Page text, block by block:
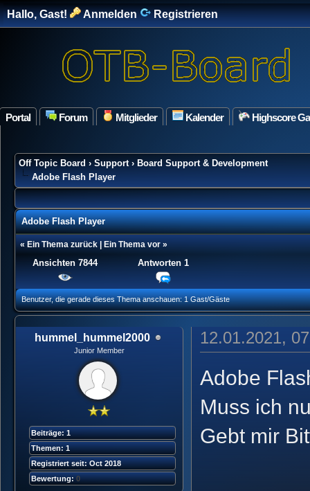
Hallo, Gast! Anmelden Registrieren
Portal Forum Mitglieder Kalender Highscore
Off Topic Board › Support› Board Support & Development
Adobe Flash Player
Adobe Flash Player
«Ein Thema zurück Ein Thema vor »
Ansichten 7844 Antworten 1
- 0 im Durchschnitt
Benutzer, die gerade dieses Thema anschauen: 1 Gast/Gäste
hummel_hummel2000
Junior Member
Beiträge: 1
Themen: 1
Registriert seit: Oct 2018
Bewertung:0
12.01.2021,
Adobe
Muss ich
Gebt mir